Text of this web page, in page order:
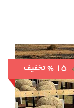
تخفیف % 15